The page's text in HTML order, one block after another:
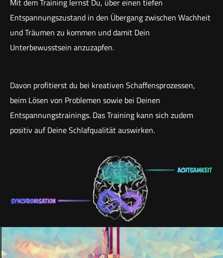
Entspannungszustand in den Übergang zwischen Wachheit
und Träumen zu kommen und damit Dein
Unterbewusstsein anzuzapfen.
Davon profitierst du bei kreativen Schaffensprozessen,
beim Lösen von Problemen sowie bei Deinen
Entspannungstrainings. Das Training kann sich zudem
positiv auf Deine Schlafqualität auswirken.